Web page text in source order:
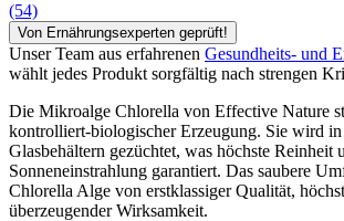
(54)
Von Ernährungsexperten geprüft!
Unser Team aus erfahrenen Gesundheits- und
wählt jedes Produkt sorgfältig nach strengen
Die Mikroalge Chlorella von Effective Nature
kontrolliert-biologischer Erzeugung. Sie wird in
Glasbehältern gezüchtet, was höchste Reinheit
Sonneneinstrahlung garantiert. Das saubere
Chlorella Alge von erstklassiger Qualität,
überzeugender Wirksamkeit.